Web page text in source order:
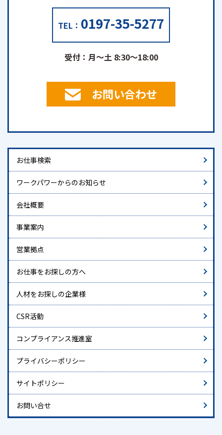
TEL： 0197-35-5277
受付：月～土 8:30～18:00
お問い合わせ
お仕事検索
ワークパワーからのお知らせ
会社概要
事業案内
営業拠点
お仕事をお探しの方へ
人材をお探しの企業様
CSR活動
コンプライアンス推進室
プライバシーポリシー
サイトポリシー
お問い合せ